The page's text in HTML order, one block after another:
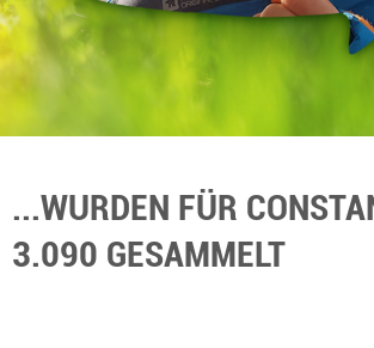
...WURDEN FÜR
3.090 GESAMMELT